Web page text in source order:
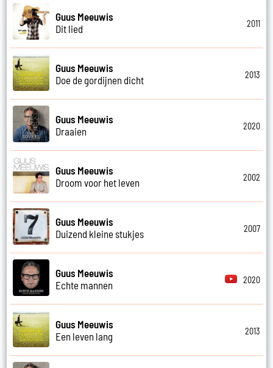
Guus Meeuwis
Dit lied
2011
Guus Meeuwis
Doe de gordijnen dicht
2013
Guus Meeuwis
Draaien
2020
Guus Meeuwis
Droom voor het leven
2002
Guus Meeuwis
Duizend kleine stukjes
2007
Guus Meeuwis
Echte mannen
2020
Guus Meeuwis
Een leven lang
2013